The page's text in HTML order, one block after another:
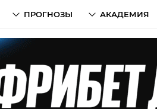
ПРОГНОЗЫ АКАДЕМИЯ